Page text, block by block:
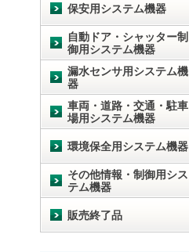
保安用システム機器
自動ドア・シャッター制
御用システム機器
漏水センサ用システム機
器
車両・道路・交通・駐車
場用システム機器
環境保全用システム機器
その他情報・制御用シス
テム機器
販売終了品